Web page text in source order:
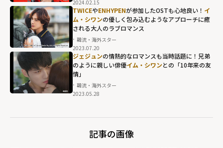
2024.02.15
TWICEやENHYPENが参加したOSTも心地良い！ イ
ム・シワンの優しく包み込むようなアプローチに癒
される大人のラブロマンス
韓流・海外スター
2023.07.20
ジェジュンの情熱的なロマンスも当時話題に！兄弟
のように親しい俳優イム・シワンとの「10年来の友
情」
韓流・海外スター
2023.05.28
記事の画像